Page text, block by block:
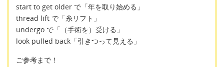
start to get older で「年を取り始める」
thread lift で「糸リフト」
undergo で「（手術を）受ける」
look pulled back「引きつって見える」
ご参考まで！